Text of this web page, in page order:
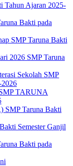
Tahun Ajaran 2025-
Bakti pada
SMP Taruna Bakti
2026 SMP Taruna
Sekolah SMP
TARUNA
SMP Taruna Bakti
Semester Ganjil
Bakti pada